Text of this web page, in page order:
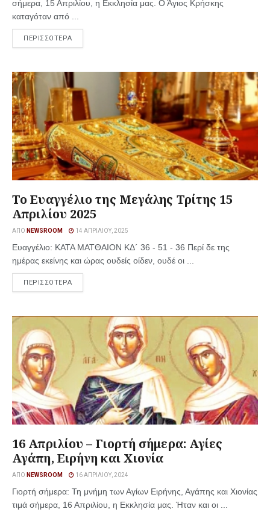
σήμερα, 15 Απριλίου, η Εκκλησία μας. Ο Άγιος Κρήσκης
καταγόταν από ...
ΠΕΡΙΣΣΟΤΕΡΑ
Το Ευαγγέλιο της Μεγάλης Τρίτης 15
Απριλίου 2025
ΑΠΌ NEWSROOM 14 ΑΠΡΙΛΊΟΥ, 2025
Ευαγγέλιο: ΚΑΤΑ ΜΑΤΘΑΙΟΝ ΚΔ´ 36 - 51 - 36 Περί δε της
ημέρας εκείνης και ώρας ουδείς οίδεν, ουδέ οι ...
ΠΕΡΙΣΣΟΤΕΡΑ
16 Απριλίου – Γιορτή σήμερα: Αγίες
Αγάπη, Ειρήνη και Χιονία
ΑΠΌ NEWSROOM 16 ΑΠΡΙΛΊΟΥ, 2024
Γιορτή σήμερα: Τη μνήμη των Αγίων Ειρήνης, Αγάπης και Χιονίας
τιμά σήμερα, 16 Απριλίου, η Εκκλησία μας. Ήταν και οι ...